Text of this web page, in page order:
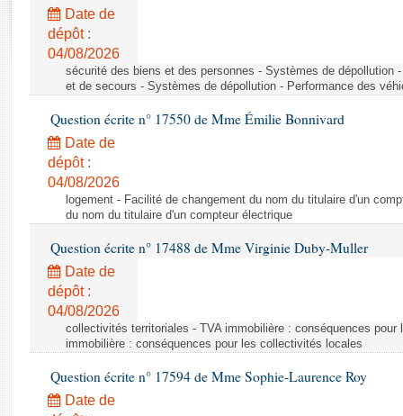
Rapports législatifs
Rapports sur l'application des lois
Baromètre de l’application des lois
Dossiers législatifs
Budget et sécurité sociale
Questions écrites et orales
Comptes rendus des débats
Date de
dépôt :
04/08/2026
sécurité des biens et des personnes - Systèmes de dépollution
et de secours - Systèmes de dépollution - Performance des
Question écrite n° 17550 de Mme Émilie Bonnivard
Date de
dépôt :
04/08/2026
logement - Facilité de changement du nom du titulaire d'un
du nom du titulaire d'un compteur électrique
Question écrite n° 17488 de Mme Virginie Duby-Muller
Date de
dépôt :
04/08/2026
collectivités territoriales - TVA immobilière : conséquences
immobilière : conséquences pour les collectivités locales
Question écrite n° 17594 de Mme Sophie-Laurence Roy
Date de